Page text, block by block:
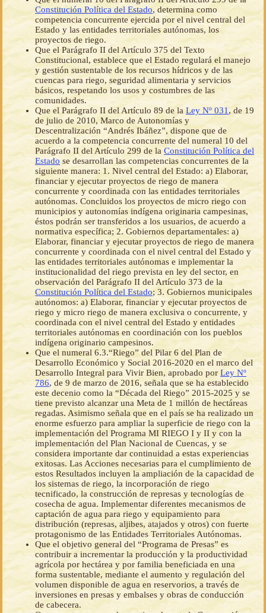
Constitución Política del Estado, determina como
competencia concurrente ejercida por el nivel central del
Estado y las entidades territoriales autónomas, los
proyectos de riego.
Que el Parágrafo II del Artículo 375 del Texto
Constitucional, establece que el Estado regulará el manejo
y gestión sustentable de los recursos hídricos y de las
cuencas para riego, seguridad alimentaria y servicios
básicos, respetando los usos y costumbres de las
comunidades.
Que el Parágrafo II del Artículo 89 de la Ley Nº 031 , de 19
de julio de 2010, Marco de Autonomías y
Descentralización “Andrés Ibáñez”, dispone que de
acuerdo a la competencia concurrente del numeral 10 del
Parágrafo II del Artículo 299 de la Constitución Política del
Estado se desarrollan las competencias concurrentes de la
siguiente manera: 1. Nivel central del Estado: a) Elaborar,
financiar y ejecutar proyectos de riego de manera
concurrente y coordinada con las entidades territoriales
autónomas. Concluidos los proyectos de micro riego con
municipios y autonomías indígena originaria campesinas,
éstos podrán ser transferidos a los usuarios, de acuerdo a
normativa específica; 2. Gobiernos departamentales: a)
Elaborar, financiar y ejecutar proyectos de riego de manera
concurrente y coordinada con el nivel central del Estado y
las entidades territoriales autónomas e implementar la
institucionalidad del riego prevista en ley del sector, en
observación del Parágrafo II del Artículo 373 de la
Constitución Política del Estado; 3. Gobiernos municipales
autónomos: a) Elaborar, financiar y ejecutar proyectos de
riego y micro riego de manera exclusiva o concurrente, y
coordinada con el nivel central del Estado y entidades
territoriales autónomas en coordinación con los pueblos
indígena originario campesinos.
Que el numeral 6.3.“Riego” del Pilar 6 del Plan de
Desarrollo Económico y Social 2016-2020 en el marco del
Desarrollo Integral para Vivir Bien, aprobado por Ley Nº
786, de 9 de marzo de 2016, señala que se ha establecido
este decenio como la “Década del Riego” 2015-2025 y se
tiene previsto alcanzar una Meta de 1 millón de hectáreas
regadas. Asimismo señala que en el país se ha realizado un
enorme esfuerzo para ampliar la superficie de riego con la
implementación del Programa MI RIEGO I y II y con la
implementación del Plan Nacional de Cuencas, y se
considera importante dar continuidad a estas experiencias
exitosas. Las Acciones necesarias para el cumplimiento de
estos Resultados incluyen la ampliación de la capacidad de
los sistemas de riego, la incorporación de riego
tecnificado, la construcción de represas y tecnologías de
cosecha de agua. Implementar diferentes mecanismos de
captación de agua para riego y equipamiento para
distribución (represas, aljibes, atajados y otros) con fuerte
protagonismo de las Entidades Territoriales Autónomas.
Que el objetivo general del “Programa de Presas” es
contribuir a incrementar la producción y la productividad
agrícola por hectárea y por familia beneficiada en una
forma sustentable, mediante el aumento y regulación del
volumen disponible de agua en reservorios, a través de
inversiones en presas y embalses y obras de conducción
de cabecera.